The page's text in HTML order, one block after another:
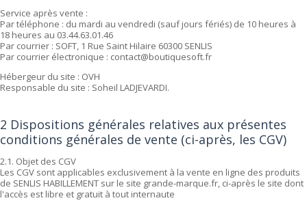
Service après vente :
Par téléphone : du mardi au vendredi (sauf jours fériés) de 10 heures à
18 heures au 03.44.63.01.46
Par courrier : SOFT, 1 Rue Saint Hilaire 60300 SENLIS
Par courrier électronique : contact@boutiquesoft.fr
Hébergeur du site : OVH
Responsable du site : Soheil LADJEVARDI.
2 Dispositions générales relatives aux présentes
conditions générales de vente (ci-après, les CGV)
2.1. Objet des CGV
Les CGV sont applicables exclusivement à la vente en ligne des produits
de SENLIS HABILLEMENT sur le site grande-marque.fr, ci-après le site dont
l'accès est libre et gratuit à tout internaute